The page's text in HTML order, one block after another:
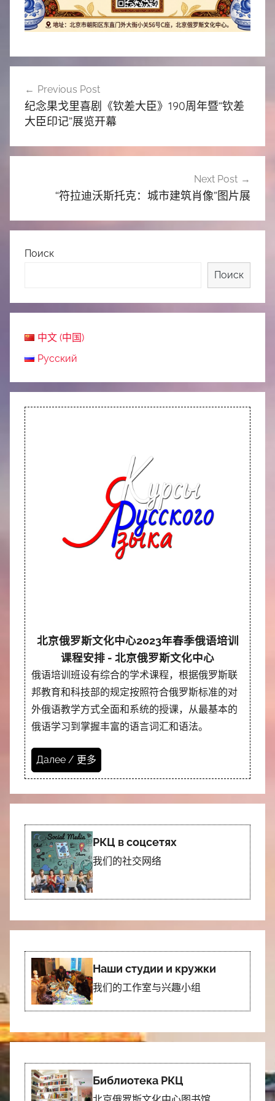
章
航
Previous Post
纪念果戈里喜剧《钦差大臣》190周年暨“钦差
大臣印记”展览开幕
Next Post
“符拉迪沃斯托克：城市建筑肖像”图片展
Поиск
Поиск
中文 (中国)
Русский
北京俄罗斯文化中心2023年春季俄语培训
课程安排 - 北京俄罗斯文化中心
俄语培训班设有综合的学术课程，根据俄罗斯联
邦教育和科技部的规定按照符合俄罗斯标准的对
外俄语教学方式全面和系统的授课，从最基本的
俄语学习到掌握丰富的语言词汇和语法。
Далее / 更多
РКЦ в соцсетях
我们的社交网络
Наши студии и кружки
我们的工作室与兴趣小组
Библиотека РКЦ